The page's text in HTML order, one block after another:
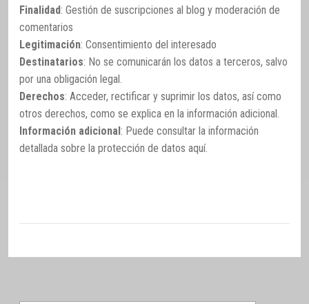
Finalidad: Gestión de suscripciones al blog y moderación de
comentarios
Legitimación: Consentimiento del interesado
Destinatarios: No se comunicarán los datos a terceros, salvo
por una obligación legal.
Derechos: Acceder, rectificar y suprimir los datos, así como
otros derechos, como se explica en la información adicional.
Información adicional: Puede consultar la información
detallada sobre la protección de datos aquí.